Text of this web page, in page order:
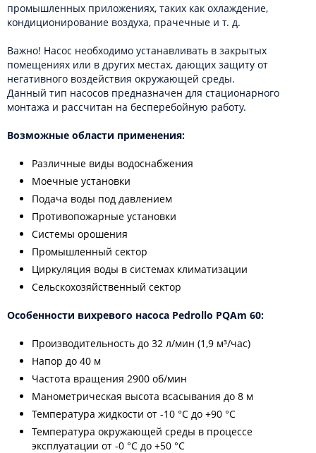
промышленных приложениях, таких как охлаждение,
кондиционирование воздуха, прачечные и т. д.
Важно! Насос необходимо устанавливать в закрытых
помещениях или в других местах, дающих защиту от
негативного воздействия окружающей среды.
Данный тип насосов предназначен для стационарного
монтажа и рассчитан на бесперебойную работу.
Возможные области применения:
Различные виды водоснабжения
Моечные установки
Подача воды под давлением
Противопожарные установки
Системы орошения
Промышленный сектор
Циркуляция воды в системах климатизации
Сельскохозяйственный сектор
Особенности вихревого насоса Pedrollo PQAm 60:
Производительность до 32 л/мин (1,9 м³/час)
Напор до 40 м
Частота вращения 2900 об/мин
Манометрическая высота всасывания до 8 м
Температура жидкости от -10 °C до +90 °C
Температура окружающей среды в процессе
эксплуатации от -0 °C до +50 °C